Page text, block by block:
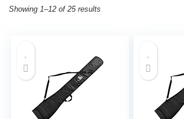
Showing 1–12 of 25 results